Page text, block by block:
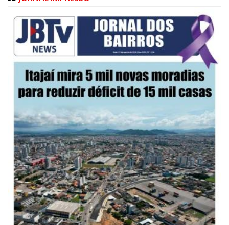
09/08/2026 | 07:00
Defesa Civil de Itajaí apresentará plano de contingência contra El Niño na
ITAJAÍ